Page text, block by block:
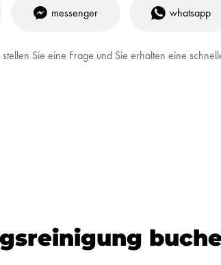
messenger whatsapp
Sie eine Frage und Sie erhalten eine